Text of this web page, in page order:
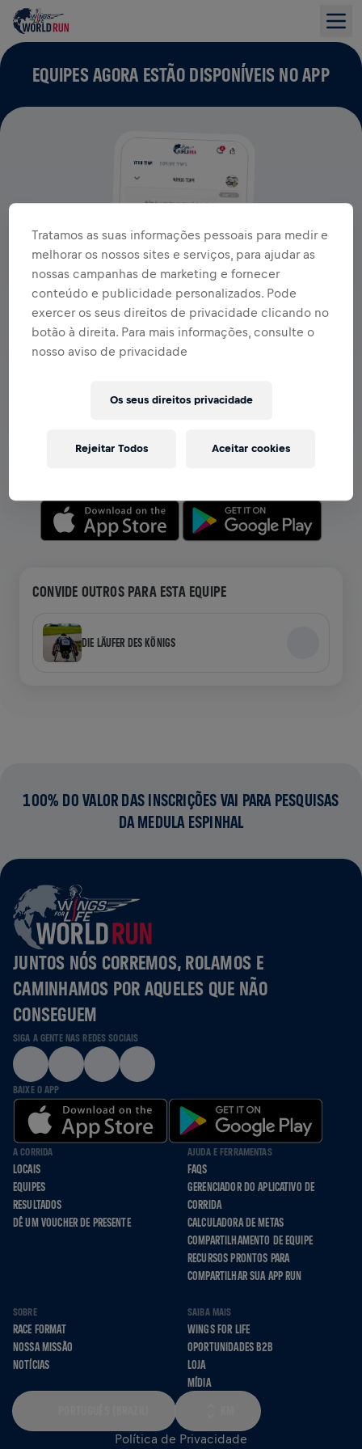
EQUIPES AGORA ESTÃO DISPONÍVEIS NO APP
VER EQUIPES NO APP
explore tudo no app — bate-papo, acompanhe sua
CONVIDE OUTROS PARA ESTA EQUIPE
DIE LÄUFER DES KÖNIGS
100% DO VALOR DAS INSCRIÇÕES VAI PARA PESQUISAS
DA MEDULA ESPINHAL
JUNTOS NÓS CORREMOS, ROLAMOS E
CAMINHAMOS POR AQUELES QUE NÃO
CONSEGUEM
SIGA A GENTE NAS REDES SOCIAIS
BAIXE O APP
A CORRIDA
LOCAIS
EQUIPES
RESULTADOS
DÊ UM VOUCHER DE PRESENTE
AJUDA E FERRAMENTAS
FAQS
GERENCIADOR DO APLICATIVO DE
CORRIDA
CALCULADORA DE METAS
COMPARTILHAMENTO DE EQUIPE
RECURSOS PRONTOS PARA
COMPARTILHAR SUA APP RUN
SOBRE
RACE FORMAT
NOSSA MISSÃO
NOTÍCIAS
SAIBA MAIS
WINGS FOR LIFE
OPORTUNIDADES B2B
LOJA
MÍDIA
Política de Privacidade
Tratamos as suas informações pessoais para medir e
melhorar os nossos sites e serviços, para ajudar as
nossas campanhas de marketing e fornecer
conteúdo e publicidade personalizados. Pode
exercer os seus direitos de privacidade clicando no
botão à direita. Para mais informações, consulte o
nosso aviso de privacidade
Os seus direitos privacidade
Rejeitar Todos Aceitar cookies